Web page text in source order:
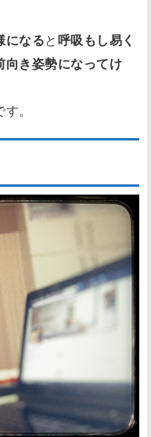
になると呼吸もし易く
向き姿勢になってけ
。